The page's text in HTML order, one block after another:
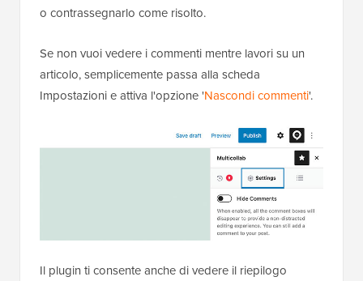
o contrassegnarlo come risolto.
Se non vuoi vedere i commenti mentre lavori su un
articolo, semplicemente passa alla scheda
Impostazioni e attiva l'opzione 'Nascondi commenti'.
Il plugin ti consente anche di vedere il riepilogo